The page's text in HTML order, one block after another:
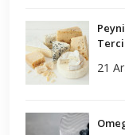
21